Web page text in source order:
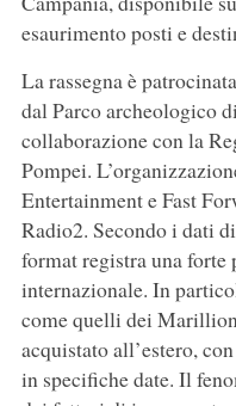
esaurimento posti e
La rassegna è
dal Parco archeologico
collaborazione con la
Pompei.
Entertainment e Fast
Radio2. Secondo i dati
format registra una forte
internazionale. In
come quelli dei
acquistato all’estero,
in specifiche date. Il